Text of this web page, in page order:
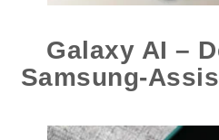
Galaxy AI –
Samsung-